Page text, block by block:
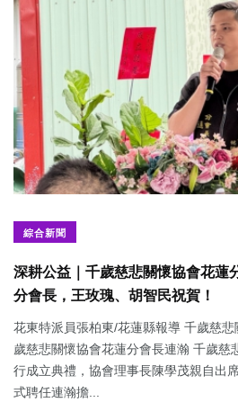
綜合新聞
深耕公益｜千歲慈悲關懷協會花蓮
分會長，王玫瑰、胡智民祝賀！
花東特派員張柏東/花蓮縣報導 千歲慈
歲慈悲關懷協會花蓮分會長連瀚 千歲慈
行成立典禮，協會理事長陳學茂親自出
式聘任連瀚擔...